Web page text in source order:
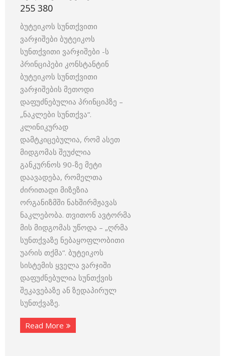
255 380
ბუტეიკოს სუნთქვითი
ვარჯიშები ბუტეიკოს
სუნთქვითი ვარჯიშები -ს
პრინციპები კონსტანტინ
ბუტეიკოს სუნთქვითი
ვარჯიშების მეთოდი
დაფუძნებულია პრინციპზე –
„ნაკლები სუნთქვა“.
კლინიკურად
დამტკიცებულია, რომ ასეთ
მიდგომას შეუძლია
განკურნოს 90-ზე მეტი
დაავადება, რომელთა
ძირითადი მიზეზია
ორგანიზმში ნახშირმჟავას
ნაკლებობა. თვითონ ავტორმა
მის მიდგომას უწოდა – „ღრმა
სუნთქვაზე ნებაყოფლობითი
უარის თქმა“. ბუტეიკოს
სისტემის ყველა ვარჯიში
დაფუძნებულია სუნთქვის
შეკავებაზე ან ზედაპირულ
სუნთქვაზე.
Read More